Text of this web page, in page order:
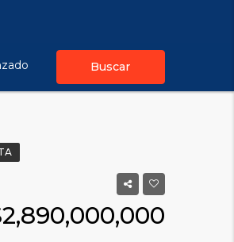
Buscar